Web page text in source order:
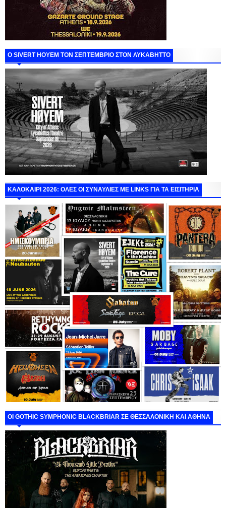
Ο SIVERT HOYEM ΤΟΝ ΣΕΠΤΕΜΒΡΙΟ ΣΤΟΝ ΛΥΚΑΒΗΤΤΟ
ΚΑΛΟΚΑΙΡΙ 2026: ΟΛΕΣ ΟΙ ΣΥΝΑΥΛΙΕΣ ΜΕ LINKS ΓΙΑ ΤΑ ΕΙΣΙΤΗΡΙΑ
ΟΙ GOTHIC SYMPHONIC BLACKBRIAR ΣΕ ΘΕΣΣΑΛΟΝΙΚΗ ΚΑΙ ΑΘΗΝΑ